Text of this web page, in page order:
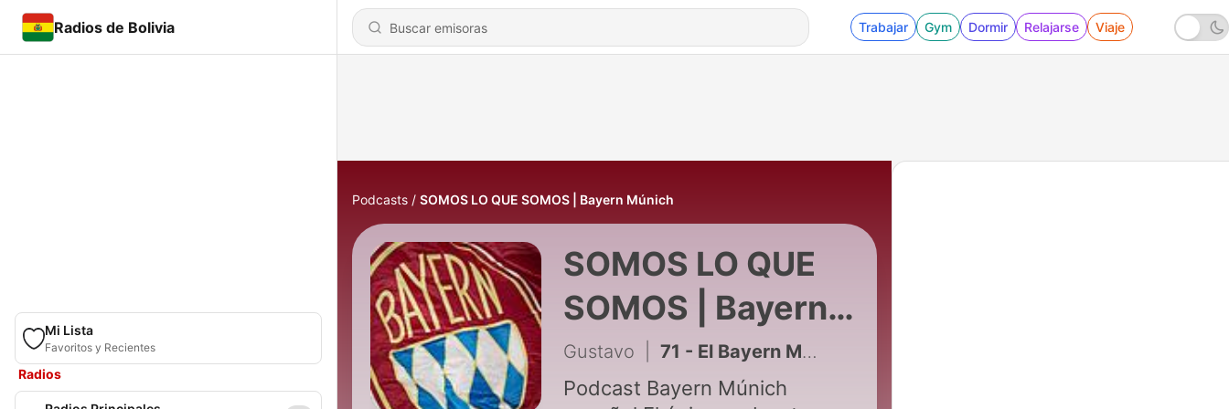
Radios de Bolivia Trabajar Gym Dormir Relajarse Viaje
Mi Lista
Favoritos y Recientes
Radios
Podcasts SOMOS LO QUE SOMOS | Bayern Múnich
SOMOS LO QUE
SOMOS | Bayern
Múnich
Gustavo 71 - El Bayern Múnich NO está listo. El gran problema para esta temporada
Podcast Bayern Múnich